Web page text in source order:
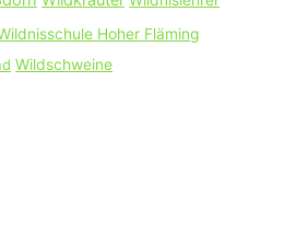
Hoher Fläming
Wildschweine